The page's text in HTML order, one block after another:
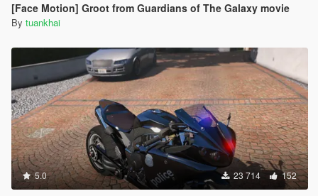
[Face Motion] Groot from Guardians of The Galaxy movie
By tuankhai
5.0 23 714 152